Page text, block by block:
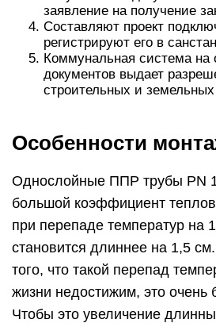
заявление на получение
Составляют проект
регистрируют его в
Коммунальная система на
документов выдает
строительных и земельных
Особенности
Однослойные ППР трубы PN
большой коэффициент
при перепаде температур на
становится длиннее на 1,5
того, что такой перепад
жизни недостижим, это
Чтобы это увеличение